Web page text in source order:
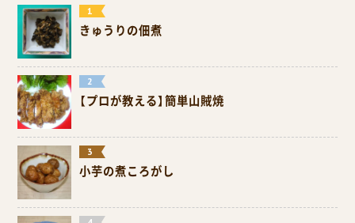
きゅうりの佃煮
【プロが教える】簡単山賊焼
小芋の煮ころがし